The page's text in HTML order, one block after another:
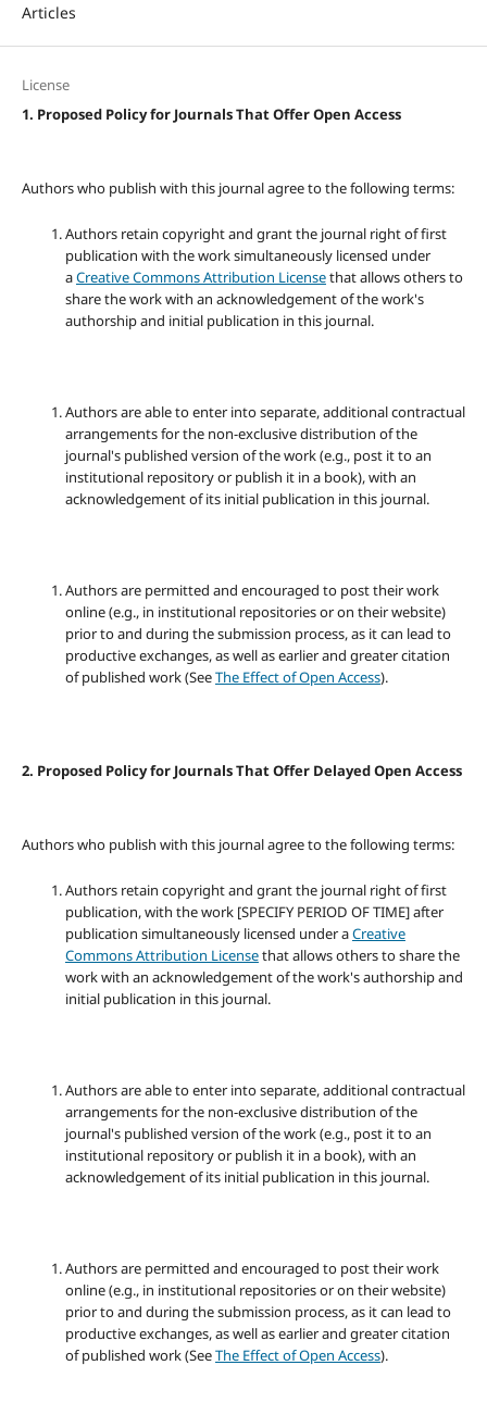
Articles
License
1. Proposed Policy for Journals That Offer Open Access
Authors who publish with this journal agree to the following terms:
Authors retain copyright and grant the journal right of first
publication with the work simultaneously licensed under
aCreative Commons Attribution Licensethat allows others to
share the work with an acknowledgement of the work's
authorship and initial publication in this journal.
Authors are able to enter into separate, additional contractual
arrangements for the non-exclusive distribution of the
journal's published version of the work (e.g., post it to an
institutional repository or publish it in a book), with an
acknowledgement of its initial publication in this journal.
Authors are permitted and encouraged to post their work
online (e.g., in institutional repositories or on their website)
prior to and during the submission process, as it can lead to
productive exchanges, as well as earlier and greater citation
of published work (SeeThe Effect of Open Access).
2. Proposed Policy for Journals That Offer Delayed Open Access
Authors who publish with this journal agree to the following terms:
Authors retain copyright and grant the journal right of first
publication, with the work [SPECIFY PERIOD OF TIME] after
publication simultaneously licensed under aCreative
Commons Attribution Licensethat allows others to share the
work with an acknowledgement of the work's authorship and
initial publication in this journal.
Authors are able to enter into separate, additional contractual
arrangements for the non-exclusive distribution of the
journal's published version of the work (e.g., post it to an
institutional repository or publish it in a book), with an
acknowledgement of its initial publication in this journal.
Authors are permitted and encouraged to post their work
online (e.g., in institutional repositories or on their website)
prior to and during the submission process, as it can lead to
productive exchanges, as well as earlier and greater citation
of published work (SeeThe Effect of Open Access).